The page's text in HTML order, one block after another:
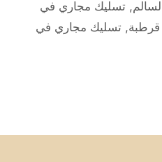
, تسليك مجاري في
, تسليك مجاري في